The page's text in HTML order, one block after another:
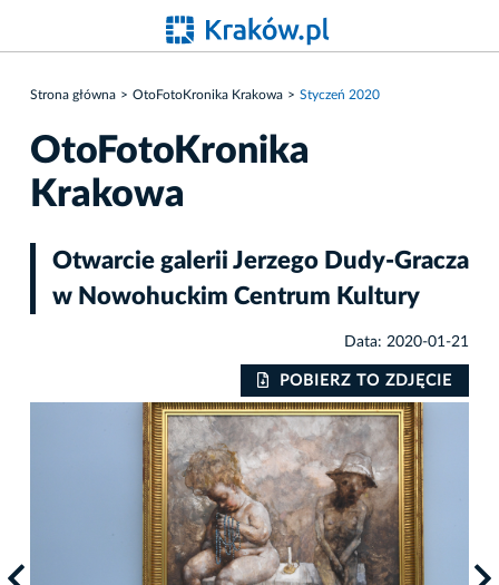
Strona główna OtoFotoKronika Krakowa Styczeń 2020
OtoFotoKronika
Krakowa
Otwarcie galerii Jerzego Dudy-Gracza
w Nowohuckim Centrum Kultury
Data: 2020-01-21
POBIERZ TO ZDJĘCIE